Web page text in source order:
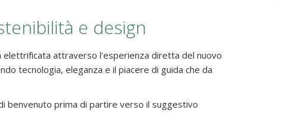
e design
attraverso l’esperienza diretta del nuovo
tecnologia, eleganza e il piacere di guida che da
benvenuto prima di partire verso il suggestivo